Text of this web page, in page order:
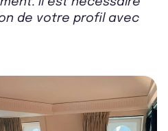
de votre profil avec